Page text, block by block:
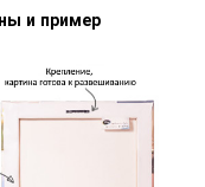
и пример